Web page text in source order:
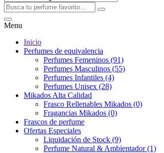
Menu
Inicio
Perfumes de equivalencia
Perfumes Femeninos (91)
Perfumes Masculinos (55)
Perfumes Infantiles (4)
Perfumes Unisex (28)
Mikados Alta Calidad
Frasco Rellenables Mikados (0)
Fragancias Mikados (0)
Frascos de perfume
Ofertas Especiales
Liquidación de Stock (9)
Perfume Natural & Ambientador (1)